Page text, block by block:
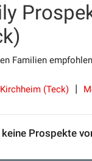
Familien
(Teck)
Prospekte